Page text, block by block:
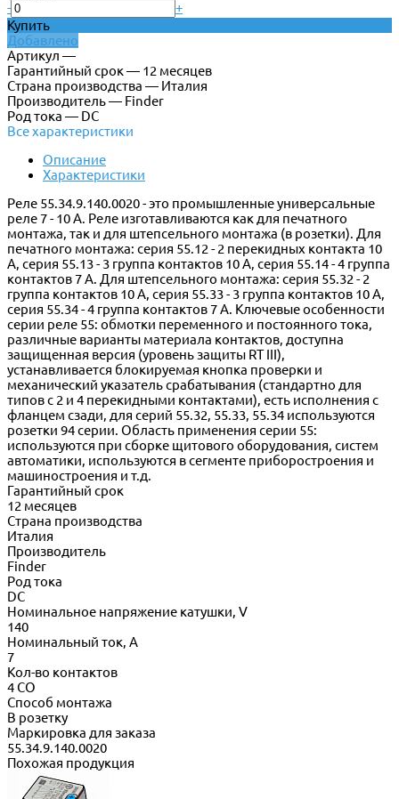
-
+
Купить
Добавлено
Артикул —
Гарантийный срок — 12 месяцев
Страна производства — Италия
Производитель — Finder
Род тока — DC
Все характеристики
Описание
Характеристики
Реле 55.34.9.140.0020 - это промышленные универсальные
реле 7 - 10 A. Реле изготавливаются как для печатного
монтажа, так и для штепсельного монтажа (в розетки). Для
печатного монтажа: серия 55.12 - 2 перекидных контакта 10
A, серия 55.13 - 3 группа контактов 10 A, серия 55.14 - 4 группа
контактов 7 A. Для штепсельного монтажа: серия 55.32 - 2
группа контактов 10 A, серия 55.33 - 3 группа контактов 10 A,
серия 55.34 - 4 группа контактов 7 A. Ключевые особенности
серии реле 55: обмотки переменного и постоянного тока,
различные варианты материала контактов, доступна
защищенная версия (уровень защиты RT III),
устанавливается блокируемая кнопка проверки и
механический указатель срабатывания (стандартно для
типов с 2 и 4 перекидными контактами), есть исполнения с
фланцем сзади, для серий 55.32, 55.33, 55.34 используются
розетки 94 серии. Область применения серии 55:
используются при сборке щитового оборудования, систем
автоматики, используются в сегменте приборостроения и
машиностроения и т.д.
Гарантийный срок
12 месяцев
Страна производства
Италия
Производитель
Finder
Род тока
DC
Номинальное напряжение катушки, V
140
Номинальный ток, А
7
Кол-во контактов
4 CO
Способ монтажа
В розетку
Маркировка для заказа
55.34.9.140.0020
Похожая продукция